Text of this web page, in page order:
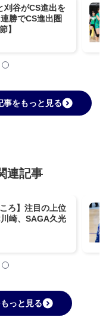
刈谷がCS進出を
勝でCS進出圏
】
事をもっと見る
連記事
ろ】注目の上位
崎、SAGA久光
っと見る